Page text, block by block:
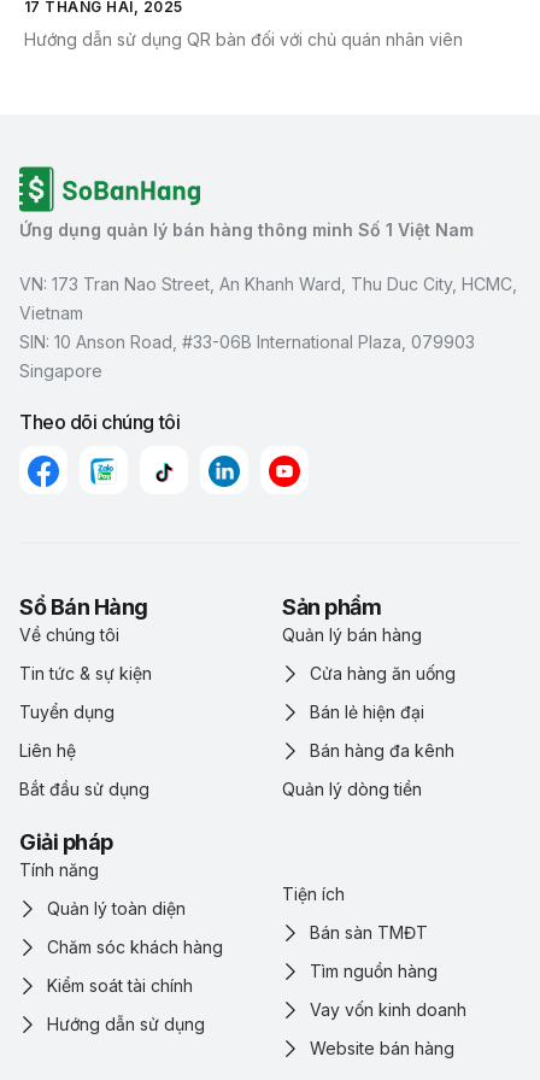
17 THÁNG HAI, 2025
Hướng dẫn sử dụng QR bàn đối với chủ quán nhân viên
Ứng dụng quản lý bán hàng thông minh Số 1 Việt Nam
VN: 173 Tran Nao Street, An Khanh Ward, Thu Duc City, HCMC,
Vietnam
SIN: 10 Anson Road, #33-06B International Plaza, 079903
Singapore
Theo dõi chúng tôi
Sổ Bán Hàng
Về chúng tôi
Tin tức & sự kiện
Tuyển dụng
Liên hệ
Bắt đầu sử dụng
Sản phẩm
Quản lý bán hàng
Cửa hàng ăn uống
Bán lẻ hiện đại
Bán hàng đa kênh
Quản lý dòng tiền
Giải pháp
Tính năng
Quản lý toàn diện
Chăm sóc khách hàng
Kiểm soát tài chính
Hướng dẫn sử dụng
Tiện ích
Bán sàn TMĐT
Tìm nguồn hàng
Vay vốn kinh doanh
Website bán hàng